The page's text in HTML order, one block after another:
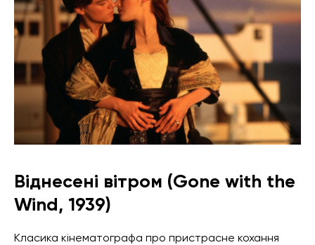
Віднесені вітром (Gone with the
Wind, 1939)
Класика кінематографа про пристрасне кохання